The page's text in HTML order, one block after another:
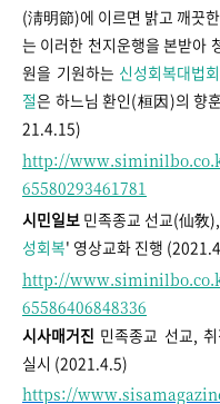
(淸明節)에 이르면 밝고 깨끗
는 이러한 천지운행을 본받아
원을 기원하는 신성회복대법회
절은 하느님 환인(桓因)의 향
21.4.15)
http://
65580293461781
시민일보 민족종교 선교(仙敎
성회복' 영상교화 진행
http://
65586406848336
시사매거진 민족종교 선교,
실시 (2021.4.5)
https://